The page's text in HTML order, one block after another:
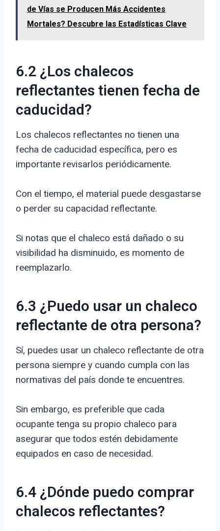
de Vías se Producen Más Accidentes
Mortales? Descubre las Estadísticas Clave
6.2 ¿Los chalecos
reflectantes tienen fecha de
caducidad?
Los chalecos reflectantes no tienen una
fecha de caducidad específica, pero es
importante revisarlos periódicamente.
Con el tiempo, el material puede desgastarse
o perder su capacidad reflectante.
Si notas que el chaleco está dañado o su
visibilidad ha disminuido, es momento de
reemplazarlo.
6.3 ¿Puedo usar un chaleco
reflectante de otra persona?
Sí, puedes usar un chaleco reflectante de otra
persona siempre y cuando cumpla con las
normativas del país donde te encuentres.
Sin embargo, es preferible que cada
ocupante tenga su propio chaleco para
asegurar que todos estén debidamente
equipados en caso de necesidad.
6.4 ¿Dónde puedo comprar
chalecos reflectantes?